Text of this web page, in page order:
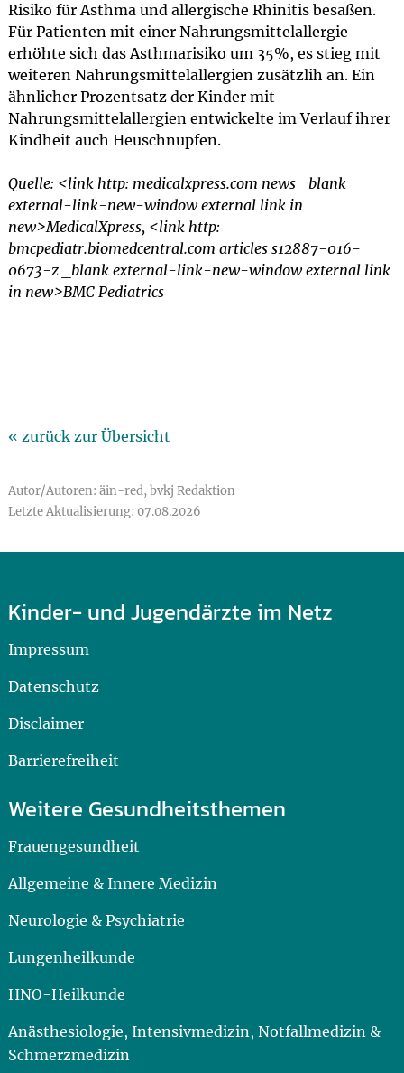
Risiko für Asthma und allergische Rhinitis besaßen.
Für Patienten mit einer Nahrungsmittelallergie
erhöhte sich das Asthmarisiko um 35%, es stieg mit
weiteren Nahrungsmittelallergien zusätzlih an. Ein
ähnlicher Prozentsatz der Kinder mit
Nahrungsmittelallergien entwickelte im Verlauf ihrer
Kindheit auch Heuschnupfen.
Quelle: <link http: medicalxpress.com news _blank
external-link-new-window external link in
new>MedicalXpress, <link http:
bmcpediatr.biomedcentral.com articles s12887-016-
0673-z _blank external-link-new-window external link
in new>BMC Pediatrics
« zurück zur Übersicht
Autor/Autoren: äin-red, bvkj Redaktion
Letzte Aktualisierung: 07.08.2026
Kinder- und Jugendärzte im Netz
Impressum
Datenschutz
Disclaimer
Barrierefreiheit
Weitere Gesundheitsthemen
Frauengesundheit
Allgemeine & Innere Medizin
Neurologie & Psychiatrie
Lungenheilkunde
HNO-Heilkunde
Anästhesiologie, Intensivmedizin, Notfallmedizin &
Schmerzmedizin